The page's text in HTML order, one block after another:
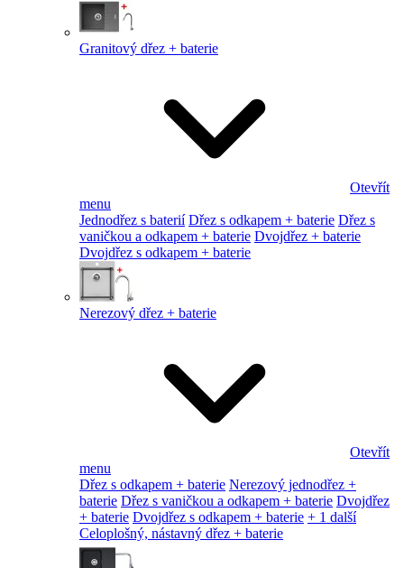
Granitový dřez + baterie
Otevřít
menu
Jednodřez s baterií Dřez s odkapem + baterie Dřez s
vaničkou a odkapem + baterie Dvojdřez + baterie
Dvojdřez s odkapem + baterie
Nerezový dřez + baterie
Otevřít
menu
Dřez s odkapem + baterie Nerezový jednodřez +
baterie Dřez s vaničkou a odkapem + baterie Dvojdřez
+ baterie Dvojdřez s odkapem + baterie + 1 další
Celoplošný, nástavný dřez + baterie